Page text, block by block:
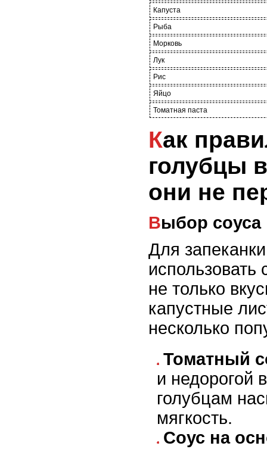
Капуста
Рыба
Морковь
Лук
Рис
Яйцо
Томатная паста
Как правильно запечь
голубцы
они не
Выбор соуса
Для
использовать
не только
капустные
несколько
Томатный
и недорогой
голубцам
мягкость.
Соус на